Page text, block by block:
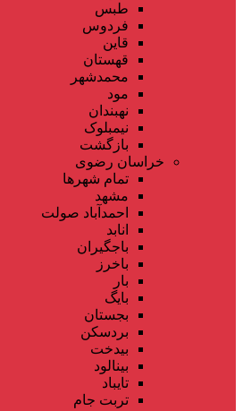
طبس
فردوس
قاین
قهستان
محمدشهر
مود
نهبندان
نیمبلوک
بازگشت
خراسان رضوی
تمام شهر‌ها
مشهد
احمدآباد صولت
انابد
باجگیران
باخرز
بار
بایگ
بجستان
بردسکن
بیدخت
بینالود
تایباد
تربت جام